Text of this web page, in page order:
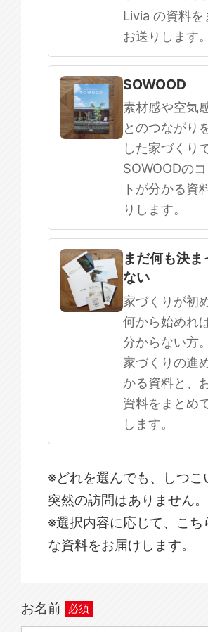
Livia の資料を
お送りします。
SOWOOD
素材感や空気
とのつながり
した家づくり
SOWOODの
トが分かる資
りします。
まだ何も決ま
ない
家づくりが初
何から始めれ
分からない方。
家づくりの進
かる資料と、
資料をまとめ
します。
※どれを選んでも、しつこ
突然の訪問はありません。
※選択内容に応じて、こち
な資料をお届けします。
お名前